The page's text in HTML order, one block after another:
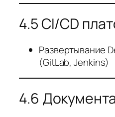
4.5 CI/CD
Развертывание
(GitLab, Jenkins)
4.6